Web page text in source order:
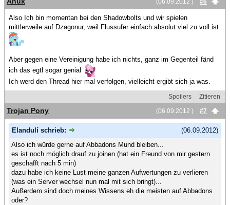
Also Ich bin momentan bei den Shadowbolts und wir spielen
mittlerweile auf Dzagonur, weil Flussufer einfach absolut viel zu voll ist
Aber gegen eine Vereinigung habe ich nichts, ganz im Gegenteil fänd
ich das egtl sogar genial
Ich werd den Thread hier mal verfolgen, vielleicht ergibt sich ja was.
Spoilers
Zitieren
(06.09.2012 )
#7
Trojan Pony
(06.09.2012)
Elandulí schrieb:
Also ich würde gerne auf Abbadons Mund bleiben...
es ist noch möglich drauf zu joinen (hat ein Freund von mir gestern
geschafft nach 5 min)
dazu habe ich keine Lust meine ganzen Aufwertungen zu verlieren
(was ein Server wechsel nun mal mit sich bringt)...
Außerdem sind doch meines Wissens eh die meisten auf Abbadons
oder?